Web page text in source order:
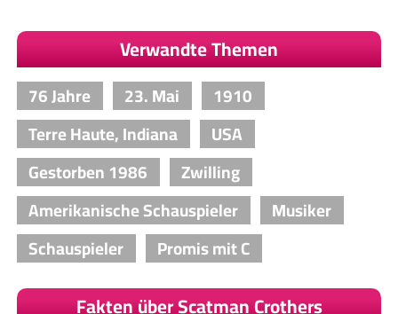
Verwandte Themen
76 Jahre 23. Mai
1910
Terre Haute, Indiana
USA
Gestorben 1986
Zwilling
Amerikanische Schauspieler
Musiker
Schauspieler
Promis mit C
Fakten über Scatman Crothers